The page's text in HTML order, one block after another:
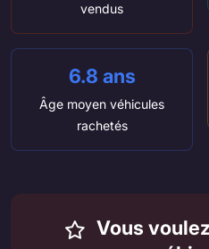
vendus
6.8 ans
Âge moyen véhicules
rachetés
Vous